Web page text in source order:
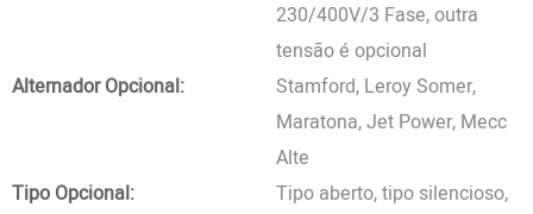
230/400V/3 Fase, outra
tensão é opcional
Alternador Opcional:
Stamford, Leroy Somer,
Maratona, Jet Power, Mecc
Alte
Tipo Opcional:
Tipo aberto, tipo silencioso,